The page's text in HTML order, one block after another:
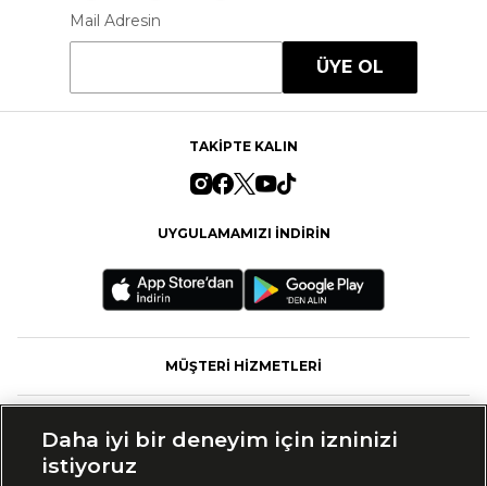
Mail Adresin
ÜYE OL
TAKİPTE KALIN
UYGULAMAMIZI İNDİRİN
MÜŞTERİ HİZMETLERİ
Daha iyi bir deneyim için izninizi
istiyoruz